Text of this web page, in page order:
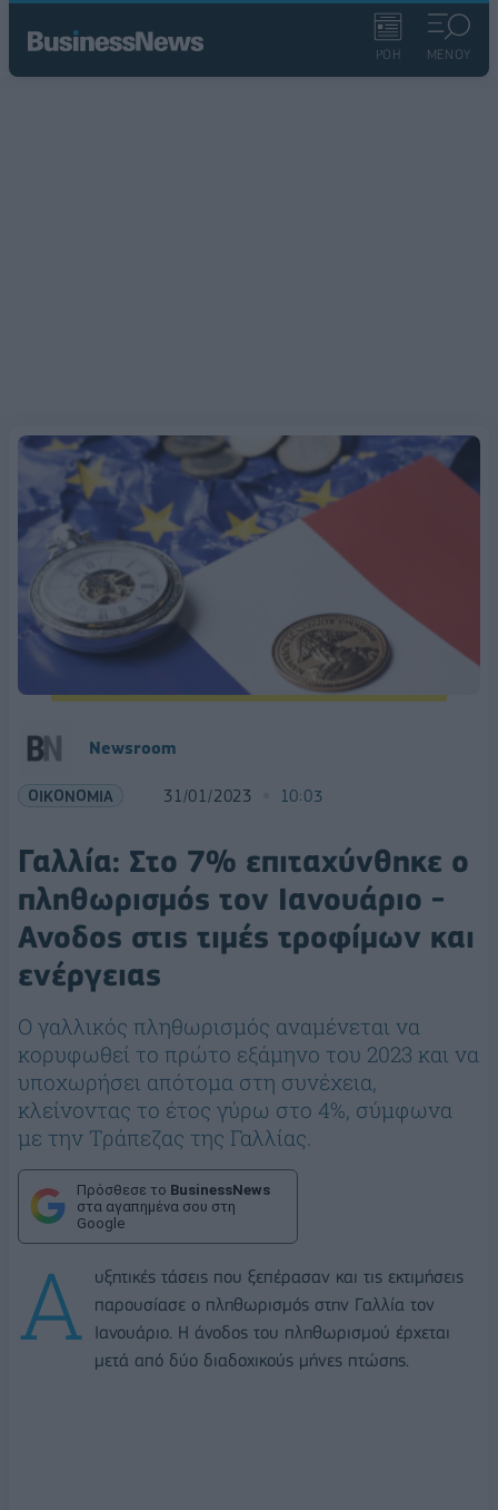
ΡΟΗ ΜΕΝΟΥ
Newsroom
ΟΙΚΟΝΟΜΙΑ 31/01/2023 10:03
Γαλλία: Στο 7% επιταχύνθηκε ο
πληθωρισμός τον Ιανουάριο -
Ανοδος στις τιμές τροφίμων και
ενέργειας
Ο γαλλικός πληθωρισμός αναμένεται να
κορυφωθεί το πρώτο εξάμηνο του 2023 και να
υποχωρήσει απότομα στη συνέχεια,
κλείνοντας το έτος γύρω στο 4%, σύμφωνα
με την Τράπεζας της Γαλλίας.
Πρόσθεσε το BusinessNews
στα αγαπημένα σου στη
Google
Α
υξητικές τάσεις που ξεπέρασαν και τις εκτιμήσεις
παρουσίασε ο πληθωρισμός στην Γαλλία τον
Ιανουάριο. Η άνοδος του πληθωρισμού έρχεται
μετά από δύο διαδοχικούς μήνες πτώσης.